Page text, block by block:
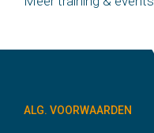
ALG. VOORWAARDEN